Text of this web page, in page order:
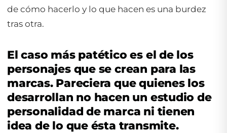
de cómo hacerlo y lo que hacen es una burdez
tras otra.
El caso más patético es el de los
personajes que se crean para las
marcas. Pareciera que quienes los
desarrollan no hacen un estudio de
personalidad de marca ni tienen
idea de lo que ésta transmite.